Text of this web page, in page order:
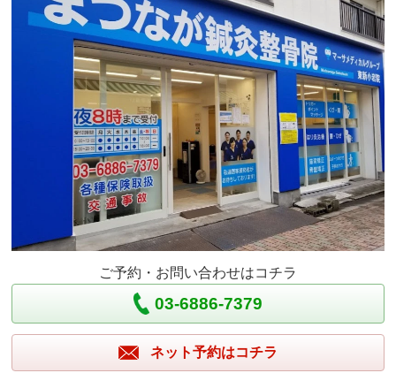
ご予約・お問い合わせはコチラ
03-6886-7379
ネット予約はコチラ